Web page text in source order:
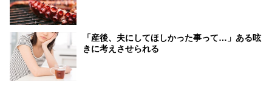
「産後、夫にしてほしかった事って…」ある呟
きに考えさせられる